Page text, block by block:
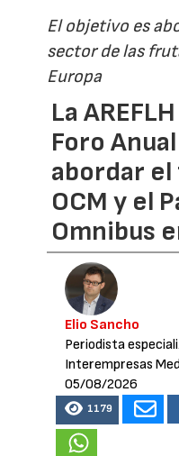
El objetivo es
sector de las
Europa
La
Foro
abordar
OCM y el
Omnibus
Elio Sancho
Periodista
Interempresas
05/08/2026
1179